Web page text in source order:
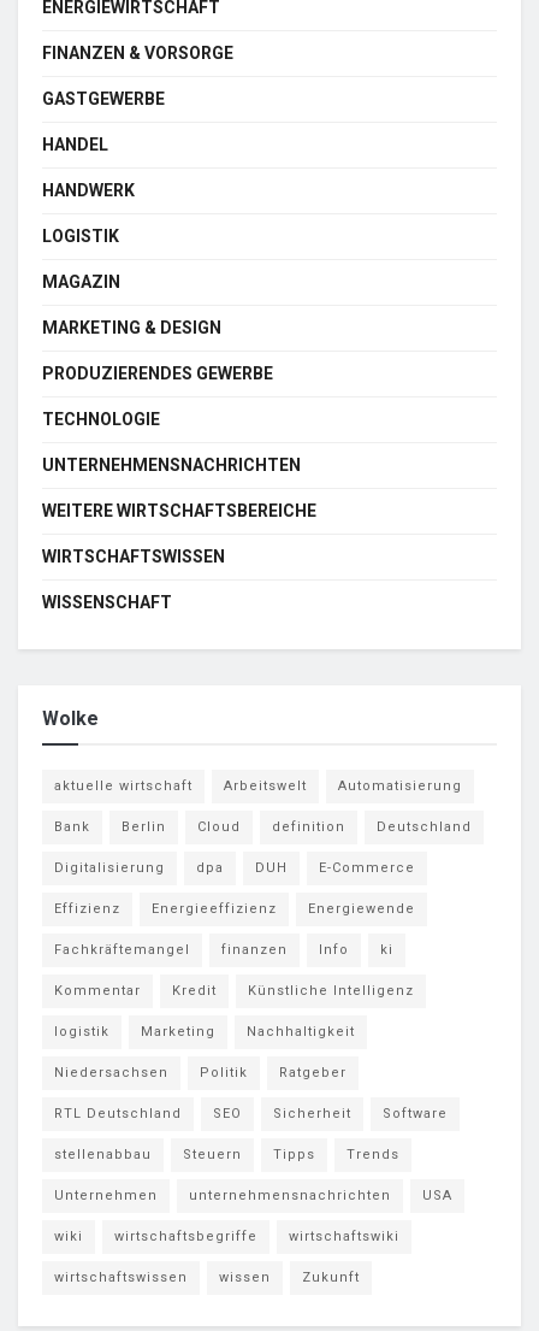
ENERGIEWIRTSCHAFT
FINANZEN & VORSORGE
GASTGEWERBE
HANDEL
HANDWERK
LOGISTIK
MAGAZIN
MARKETING & DESIGN
PRODUZIERENDES GEWERBE
TECHNOLOGIE
UNTERNEHMENSNACHRICHTEN
WEITERE WIRTSCHAFTSBEREICHE
WIRTSCHAFTSWISSEN
WISSENSCHAFT
Wolke
aktuelle wirtschaft Arbeitswelt Automatisierung
Bank Berlin Cloud definition Deutschland
Digitalisierung dpa DUH E-Commerce
Effizienz Energieeffizienz Energiewende
Fachkräftemangel finanzen Info ki
Kommentar Kredit Künstliche Intelligenz
logistik Marketing Nachhaltigkeit
Niedersachsen Politik Ratgeber
RTL Deutschland SEO Sicherheit Software
stellenabbau Steuern Tipps Trends
Unternehmen unternehmensnachrichten USA
wiki wirtschaftsbegriffe wirtschaftswiki
wirtschaftswissen wissen Zukunft